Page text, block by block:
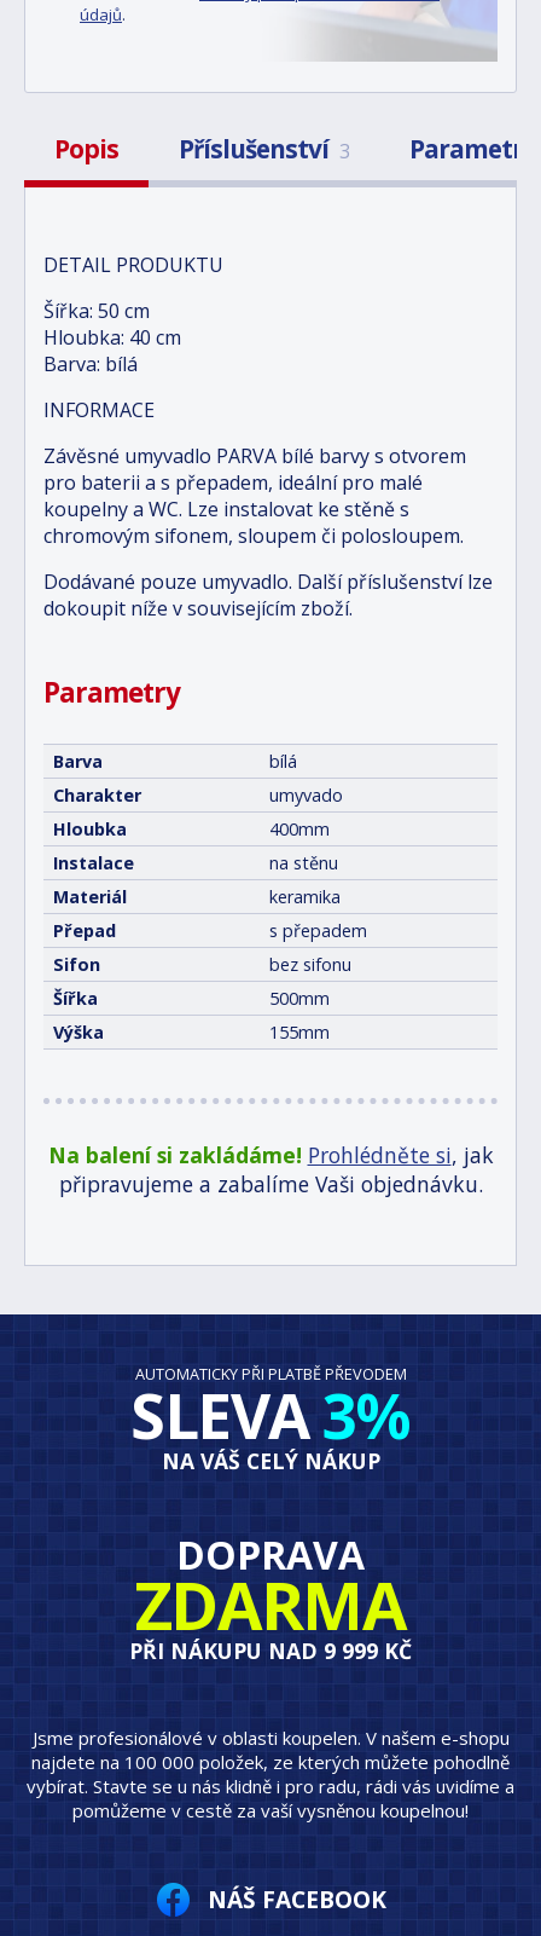
údajů.
Popis Příslušenství 3 Parametry
DETAIL PRODUKTU
Šířka: 50 cm
Hloubka: 40 cm
Barva: bílá
INFORMACE
Závěsné umyvadlo PARVA bílé barvy s otvorem
pro baterii a s přepadem, ideální pro malé
koupelny a WC. Lze instalovat ke stěně s
chromovým sifonem, sloupem či polosloupem.
Dodávané pouze umyvadlo. Další příslušenství lze
dokoupit níže v souvisejícím zboží.
Parametry
Barva
bílá
Charakter
umyvado
Hloubka
400mm
Instalace
na stěnu
Materiál
keramika
Přepad
s přepadem
Sifon
bez sifonu
Šířka
500mm
Výška
155mm
Na balení si zakládáme! Prohlédněte si, jak
připravujeme a zabalíme Vaši objednávku.
AUTOMATICKY PŘI PLATBĚ PŘEVODEM
SLEVA3%
NA VÁŠ CELÝ NÁKUP
DOPRAVA
ZDARMA
PŘI NÁKUPU NAD 9 999 KČ
Jsme profesionálové v oblasti koupelen. V našem e-shopu
najdete na 100 000 položek, ze kterých můžete pohodlně
vybírat. Stavte se u nás klidně i pro radu, rádi vás uvidíme a
pomůžeme v cestě za vaší vysněnou koupelnou!
NÁŠ FACEBOOK